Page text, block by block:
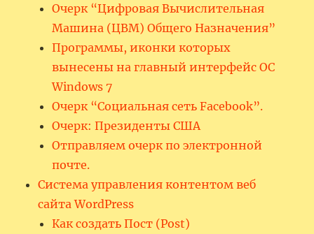
Очерк “Цифровая Вычислительная
Машина (ЦВМ) Общего Назначения”
Программы, иконки которых
вынесены на главный интерфейс ОС
Windows 7
Очерк “Социальная сеть Facebook”.
Очерк: Президенты США
Отправляем очерк по электронной
почте.
Система управления контентом веб
сайта WordPress
Как создать Пост (Post)